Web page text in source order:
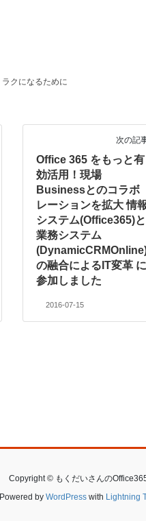
ラクになるために
次の記
Office 365 をもっと有
効活用！現場
Businessとのコラボ
レーションを拡大 情
システム(Office365)と
業務システム
の融合によるIT変革 に
参加しました
2016-07-15
Copyright © もくだいさんの
Powered by WordPresswith Lightning